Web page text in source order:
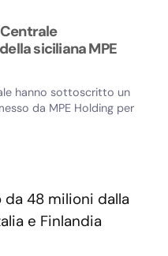
siciliana MPE
hanno sottoscritto un
da MPE Holding per